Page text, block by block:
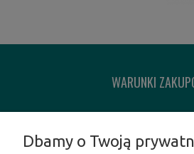
WARUNKI
Dbamy o Twoją